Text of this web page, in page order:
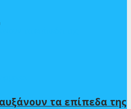
τα επίπεδα της